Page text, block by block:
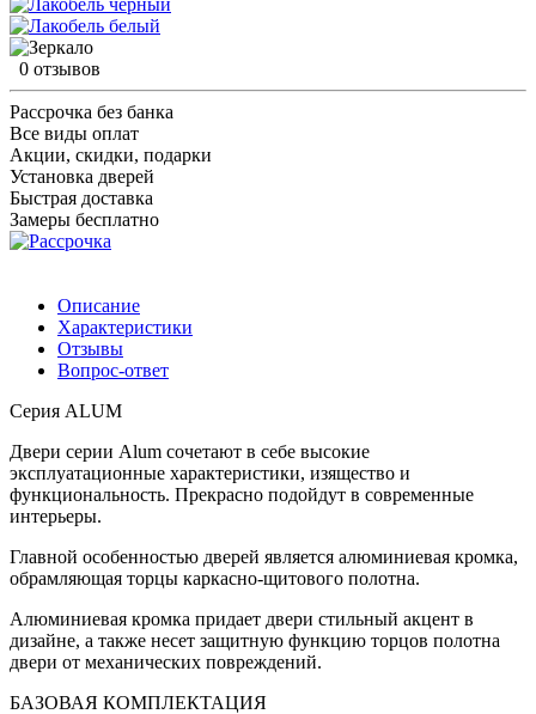
0 отзывов
Рассрочка без банка
Все виды оплат
Акции, скидки, подарки
Установка дверей
Быстрая доставка
Замеры бесплатно
Описание
Характеристики
Отзывы
Вопрос-ответ
Серия ALUM
Двери серии Alum сочетают в себе высокие
эксплуатационные характеристики, изящество и
функциональность. Прекрасно подойдут в современные
интерьеры.
Главной особенностью дверей является алюминиевая кромка,
обрамляющая торцы каркасно-щитового полотна.
Алюминиевая кромка придает двери стильный акцент в
дизайне, а также несет защитную функцию торцов полотна
двери от механических повреждений.
БАЗОВАЯ КОМПЛЕКТАЦИЯ